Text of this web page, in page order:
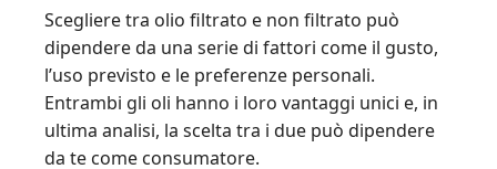
Scegliere tra olio filtrato e non filtrato può
dipendere da una serie di fattori come il gusto,
l’uso previsto e le preferenze personali.
Entrambi gli oli hanno i loro vantaggi unici e, in
ultima analisi, la scelta tra i due può dipendere
da te come consumatore.